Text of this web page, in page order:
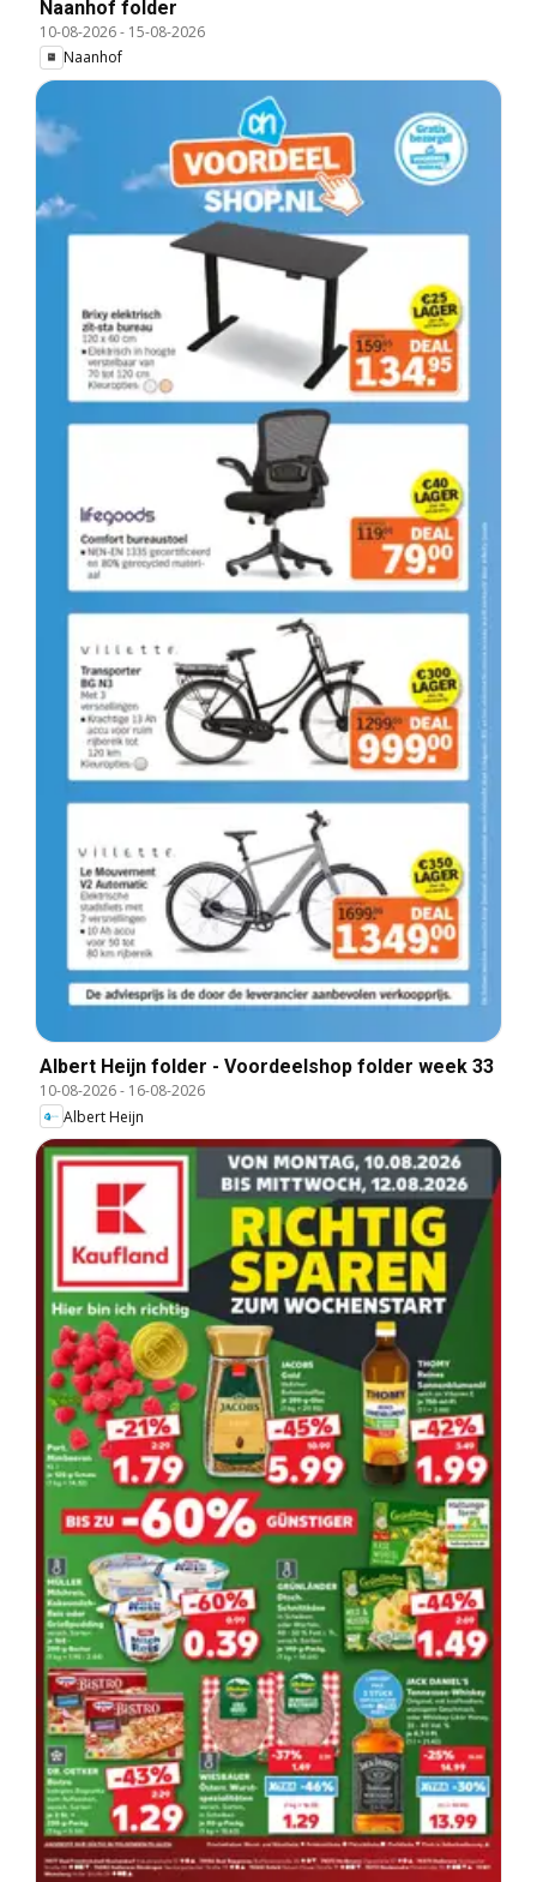
Naanhof folder
10-08-2026- 15-08-2026
Naanhof
Albert Heijn folder - Voordeelshop folder week 33
10-08-2026- 16-08-2026
Albert Heijn